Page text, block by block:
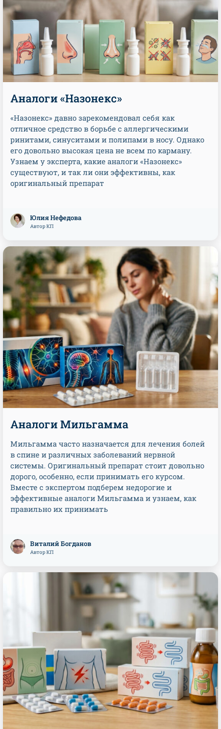
Аналоги «Назонекс»
«Назонекс» давно зарекомендовал себя как
отличное средство в борьбе с аллергическими
ринитами, синуситами и полипами в носу. Однако
его довольно высокая цена не всем по карману.
Узнаем у эксперта, какие аналоги «Назонекс»
существуют, и так ли они эффективны, как
оригинальный препарат
Юлия Нефедова
Автор КП
Аналоги Мильгамма
Мильгамма часто назначается для лечения болей
в спине и различных заболеваний нервной
системы. Оригинальный препарат стоит довольно
дорого, особенно, если принимать его курсом.
Вместе с экспертом подберем недорогие и
эффективные аналоги Мильгамма и узнаем, как
правильно их принимать
Виталий Богданов
Автор КП